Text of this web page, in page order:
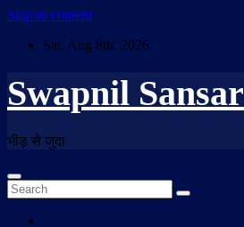
Skip to content
Sat. Aug 8th, 2026
Swapnil Sansar
भीड़ से जुदा